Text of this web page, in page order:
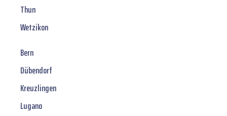
Thun
Wetzikon
Bern
Dübendorf
Kreuzlingen
Lugano